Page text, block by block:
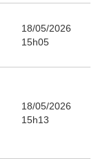
18/05/2026
15h05
18/05/2026
15h13